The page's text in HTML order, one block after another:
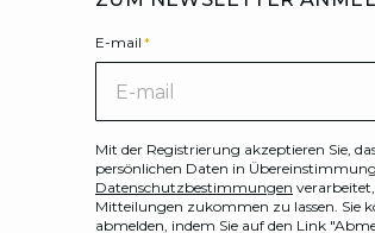
E-mail *
Mit der Registrierung akzeptieren Sie,
persönlichen Daten in
Datenschutzbestimmungen
Mitteilungen zukommen zu lassen. Sie
abmelden, indem Sie auf den Link